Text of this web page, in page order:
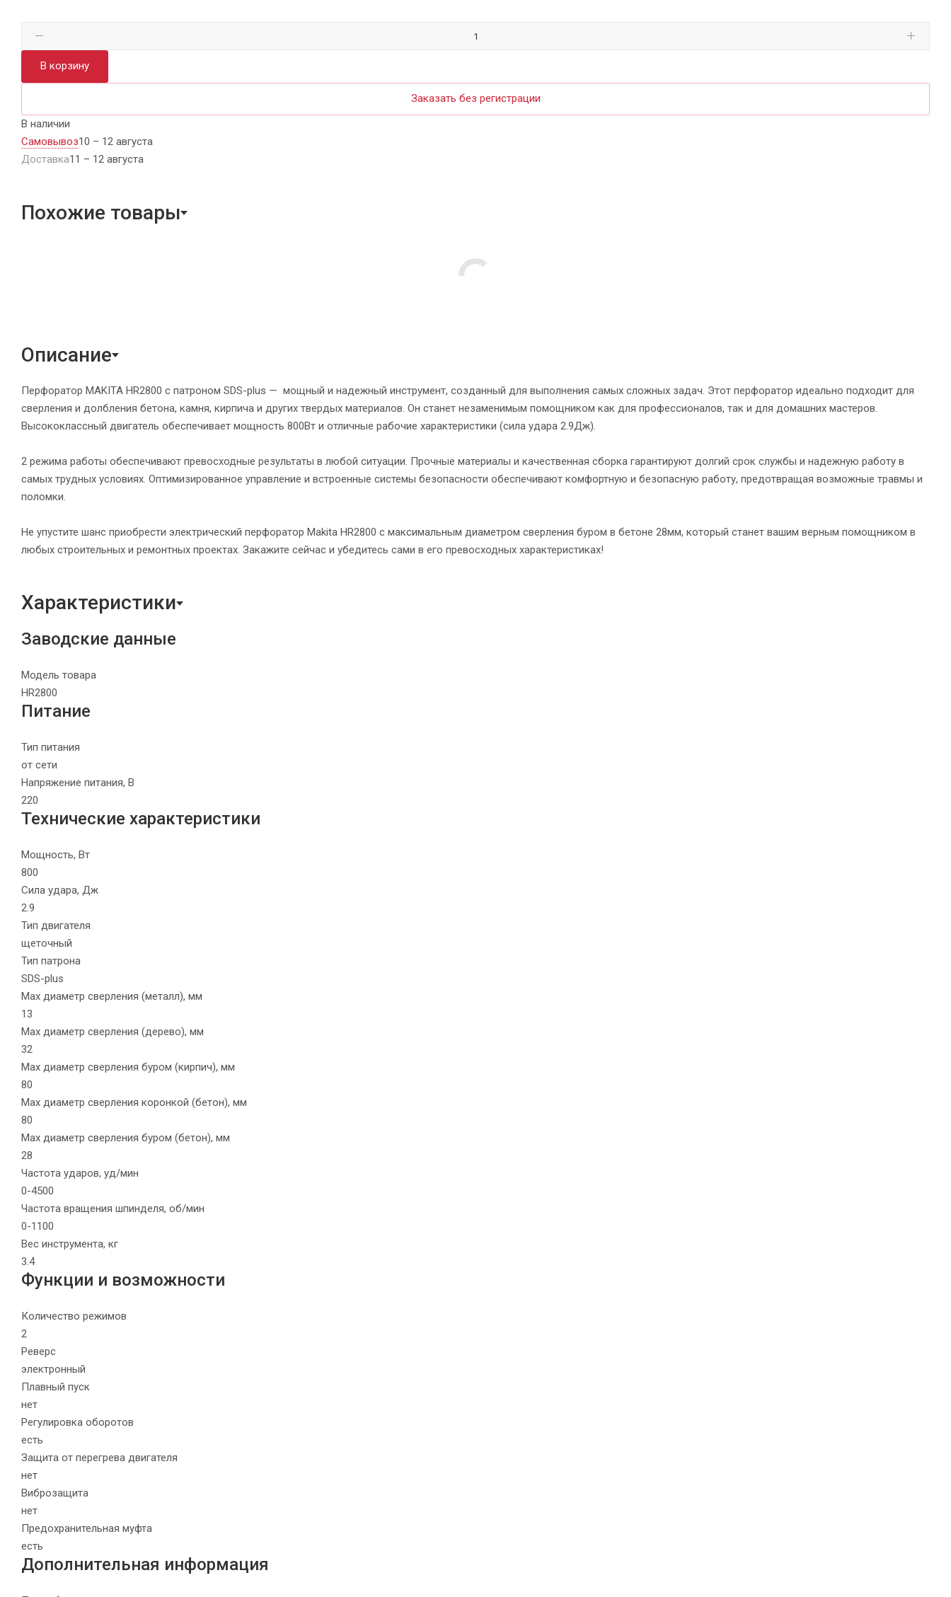
В корзину
Заказать без регистрации
В наличии
Самовывоз10 – 12 августа
Доставка11 – 12 августа
Похожие товары
Описание
Перфоратор MAKITA HR2800 с патроном SDS-plus — мощный и надежный инструмент, созданный для выполнения самых сложных задач. Этот перфоратор идеально подходит для
сверления и долбления бетона, камня, кирпича и других твердых материалов. Он станет незаменимым помощником как для профессионалов, так и для домашних мастеров.
Высококлассный двигатель обеспечивает мощность 800Вт и отличные рабочие характеристики (сила удара 2.9Дж).
2 режима работы обеспечивают превосходные результаты в любой ситуации. Прочные материалы и качественная сборка гарантируют долгий срок службы и надежную работу в
самых трудных условиях. Оптимизированное управление и встроенные системы безопасности обеспечивают комфортную и безопасную работу, предотвращая возможные травмы и
поломки.
Не упустите шанс приобрести электрический перфоратор Makita HR2800 с максимальным диаметром сверления буром в бетоне 28мм, который станет вашим верным помощником в
любых строительных и ремонтных проектах. Закажите сейчас и убедитесь сами в его превосходных характеристиках!
Характеристики
Заводские данные
Модель товара
HR2800
Питание
Тип питания
от сети
Напряжение питания, В
220
Технические характеристики
Мощность, Вт
800
Сила удара, Дж
2.9
Тип двигателя
щеточный
Тип патрона
SDS-plus
Max диаметр сверления (металл), мм
13
Max диаметр сверления (дерево), мм
32
Max диаметр сверления буром (кирпич), мм
80
Max диаметр сверления коронкой (бетон), мм
80
Max диаметр сверления буром (бетон), мм
28
Частота ударов, уд/мин
0-4500
Частота вращения шпинделя, об/мин
0-1100
Вес инструмента, кг
3.4
Функции и возможности
Количество режимов
2
Реверс
электронный
Плавный пуск
нет
Регулировка оборотов
есть
Защита от перегрева двигателя
нет
Виброзащита
нет
Предохранительная муфта
есть
Дополнительная информация